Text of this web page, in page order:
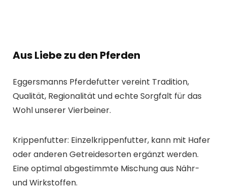
Aus Liebe zu den Pferden
Eggersmanns Pferdefutter vereint Tradition,
Qualität, Regionalität und echte Sorgfalt für das
Wohl unserer Vierbeiner.
Krippenfutter: Einzelkrippenfutter, kann mit Hafer
oder anderen Getreidesorten ergänzt werden.
Eine optimal abgestimmte Mischung aus Nähr-
und Wirkstoffen.